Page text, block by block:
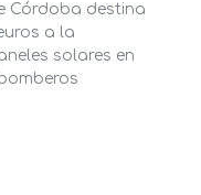
Córdoba destina
a la
solares en